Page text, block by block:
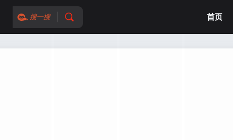
搜一搜 首页